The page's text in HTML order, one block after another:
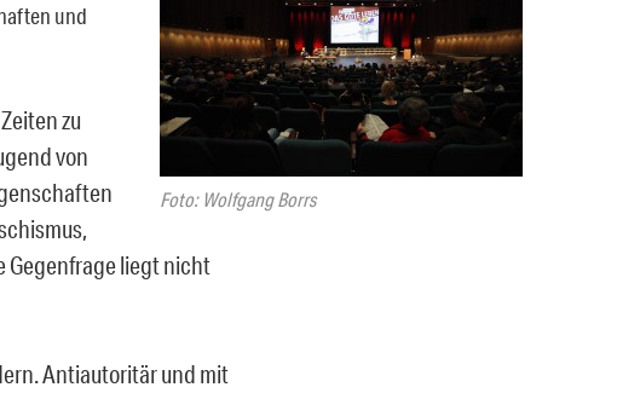
Foto: Wolfgang Borrs
und
zu
von
Gegenfrage liegt nicht
Antiautoritär und mit